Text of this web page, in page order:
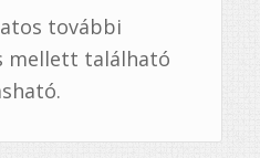
további
mellett található